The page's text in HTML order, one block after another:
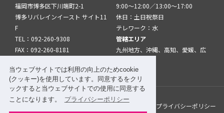
当ウェブサイトでは利用の向上のためcookie
(クッキー)を使用しています。同意するをクリ
ックすると当ウェブサイトでの使用に同意する
ことになります。
プライバシーポリシー
福岡市博多区下川端町2-1
博多リバレインイースト サイト11
F
TEL：092-260-9308
FAX：092-260-8181
9:00～12:00／13:00～17:00
休日：土日祝祭日
テレワーク：水
管轄エリア
九州地方、沖縄、高知、愛媛、広
このサイトについて
プライバシーポリシー